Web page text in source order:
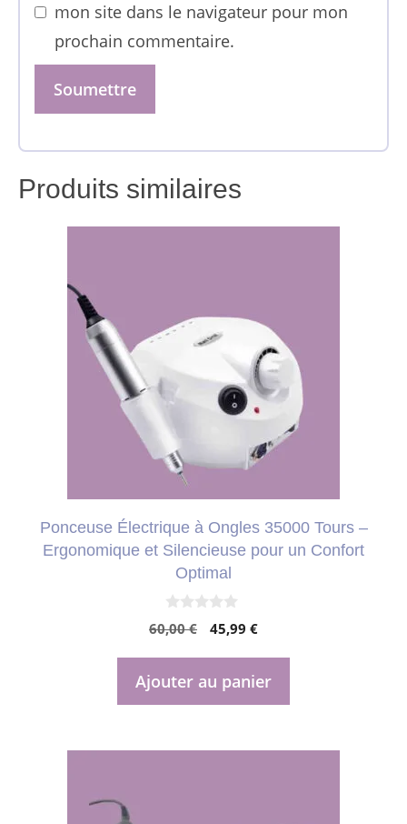
mon site dans le navigateur pour mon
prochain commentaire.
Produits similaires
Ponceuse Électrique à Ongles 35000 Tours –
Ergonomique et Silencieuse pour un Confort
Optimal
0
s
5
60,00€
Le
prix
initial
était :
45,99 €Le
prix
actuel
est :
Ajouter au panier